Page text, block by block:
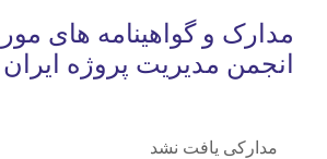
مدارک و گواهینامه های مورد
انجمن مدیریت پروژه ایران
مدارکی یافت نشد